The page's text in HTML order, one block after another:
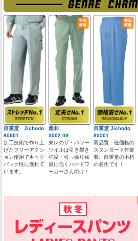
自重堂 Jichodo
80901
加工技術で作り上
げたフリーアクシ
ョン使用でキック
バック性に優れて
います。
桑和
3002-09
東レのザ・パワー
ツイルは引き裂き
強度・引っ張り強
度に強くハードワ
ーカーさん向け！
自重堂 Jichodo
80501
高品質、低価格の
スタンダード作業
着。自重堂の不朽
の名作です！